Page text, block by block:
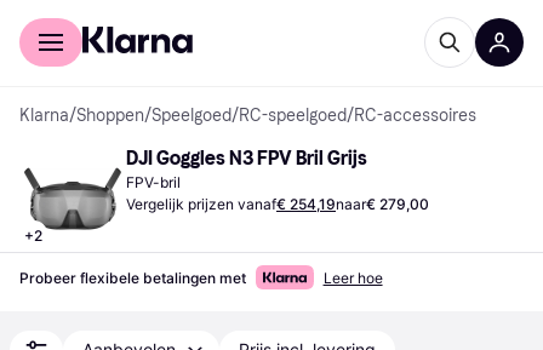
Voor shoppers
Klarna/Shoppen/Speelgoed/RC-speelgoed/RC-accessoires
+2
DJI Goggles N3 FPV Bril Grijs
FPV-bril
Vergelijk prijzen vanaf€ 254,19naar€ 279,00
Probeer flexibele betalingen met Leer hoe